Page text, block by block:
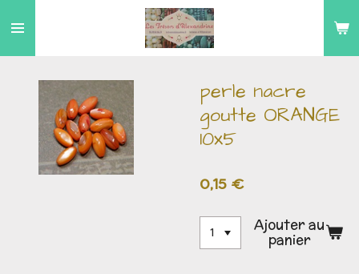
au
perle nacre
goutte ORANGE
10x5
0,15 €
Ajouter au
panier